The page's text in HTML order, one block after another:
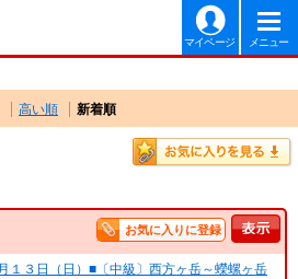
マイページ メニュー
高い順 新着順
お気に入りに登録
１３日（日）■〔中級〕西方ヶ岳～蠑螺ヶ岳